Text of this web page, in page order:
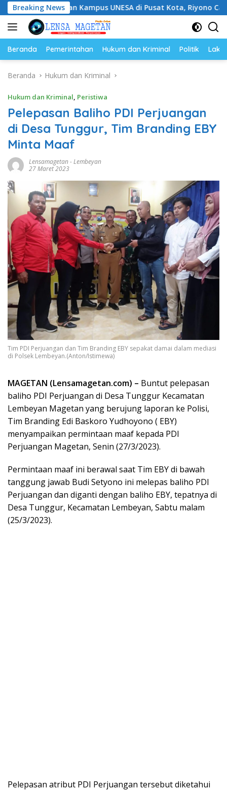
Langsung
ke
konten
Breaking News
Kampus UNESA di Pusat Kota, Riyono Caping:
Beranda Pemerintahan Hukum dan Kriminal Politik
Beranda Hukum dan Kriminal
Hukum dan Kriminal, Peristiwa
Pelepasan Baliho PDI Perjuangan
di Desa Tunggur, Tim Branding EBY
Minta Maaf
Lensamagetan-Lembeyan
27 Maret 2023
Tim PDI Perjuangan dan Tim Branding EBY sepakat damai dalam mediasi
di Polsek Lembeyan.(Anton/Istimewa)
MAGETAN (Lensamagetan.com) – Buntut pelepasan
baliho PDI Perjuangan di Desa Tunggur Kecamatan
Lembeyan Magetan yang berujung laporan ke Polisi,
Tim Branding Edi Baskoro Yudhoyono ( EBY)
menyampaikan permintaan maaf kepada PDI
Perjuangan Magetan, Senin (27/3/2023).
Permintaan maaf ini berawal saat Tim EBY di bawah
tanggung jawab Budi Setyono ini melepas baliho PDI
Perjuangan dan diganti dengan baliho EBY, tepatnya di
Desa Tunggur, Kecamatan Lembeyan, Sabtu malam
(25/3/2023).
Pelepasan atribut PDI Perjuangan tersebut diketahui